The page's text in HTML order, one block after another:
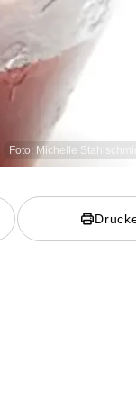
Foto: Michelle